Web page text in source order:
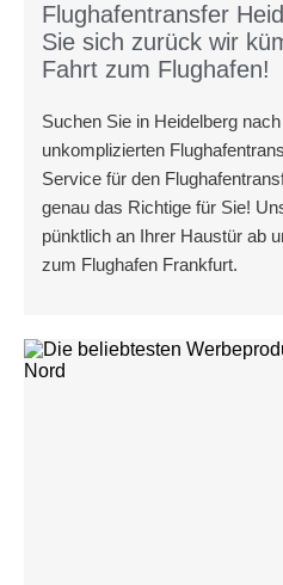
Flughafentransfer
Sie sich zurück wir
Fahrt zum Flughafen!
Suchen Sie in Heidelberg
unkomplizierten
Service für den
genau das Richtige für Sie!
pünktlich an Ihrer Haustür ab
zum Flughafen Frankfurt.